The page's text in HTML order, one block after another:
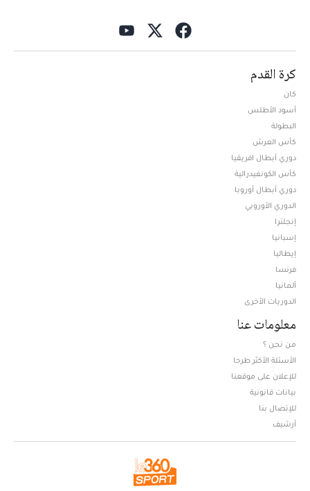
كرة القدم
كان
أسود الأطلس
البطولة
كأس العرش
دوري أبطال افريقيا
كأس الكونفيدرالية
دوري أبطال أوروبا
الدوري الأوروبي
إنجلترا
إسبانيا
إيطاليا
فرنسا
ألمانيا
الدوريات الأخرى
معلومات عنا
من نحن ؟
الأسئلة الأكثر طرحا
للإعلان على موقعنا
بيانات قانونية
للإتصال بنا
أرشيف